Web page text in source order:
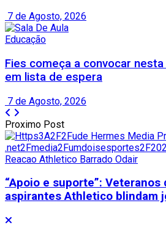
7 de Agosto, 2026
Educação
Fies começa a convocar
em lista de espera
7 de Agosto, 2026
Proximo Post
“Apoio e suporte”: Veteranos
aspirantes Athletico blindam